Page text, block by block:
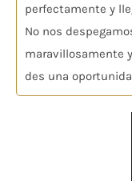
perfectamente y
No nos
maravillosamente
des una